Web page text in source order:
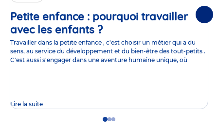
Petite enfance : pourquoi travailler
avec les enfants ?Article
Travailler dans la petite enfance , c'est choisir un métier qui a du
sens, au service du développement et du bien-être des tout-petits .
C'est aussi s'engager dans une aventure humaine unique, où
Lire la suite
GoGoGo